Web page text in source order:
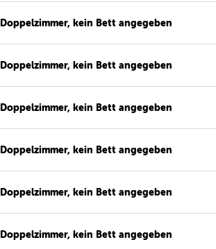
Doppelzimmer, kein Bett angegeben
Doppelzimmer, kein Bett angegeben
Doppelzimmer, kein Bett angegeben
Doppelzimmer, kein Bett angegeben
Doppelzimmer, kein Bett angegeben
Doppelzimmer, kein Bett angegeben